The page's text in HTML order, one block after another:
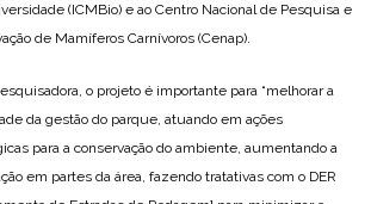
(ICMBio) e ao Centro Nacional de Pesquisa e
de Mamíferos Carnívoros (Cenap).
o projeto é importante para “melhorar a
da gestão do parque, atuando em ações
para a conservação do ambiente, aumentando a
em partes da área, fazendo tratativas com o DER